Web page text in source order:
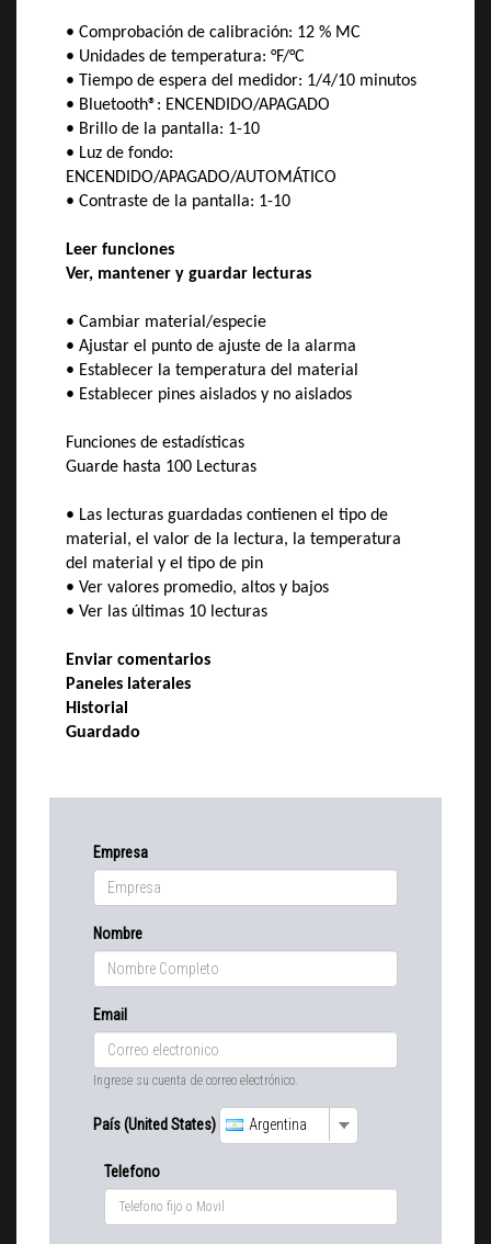
• Comprobación de calibración: 12 % MC
• Unidades de temperatura: °F/°C
• Tiempo de espera del medidor: 1/4/10 minutos
• Bluetooth®: ENCENDIDO/APAGADO
• Brillo de la pantalla: 1-10
• Luz de fondo:
ENCENDIDO/APAGADO/AUTOMÁTICO
• Contraste de la pantalla: 1-10
Leer funciones
Ver, mantener y guardar lecturas
• Cambiar material/especie
• Ajustar el punto de ajuste de la alarma
• Establecer la temperatura del material
• Establecer pines aislados y no aislados
Funciones de estadísticas
Guarde hasta 100 Lecturas
• Las lecturas guardadas contienen el tipo de
material, el valor de la lectura, la temperatura
del material y el tipo de pin
• Ver valores promedio, altos y bajos
• Ver las últimas 10 lecturas
Enviar comentarios
Paneles laterales
Historial
Guardado
Empresa
Nombre
Email
Ingrese su cuenta de correo electrónico.
País (United States) Argentina
Telefono